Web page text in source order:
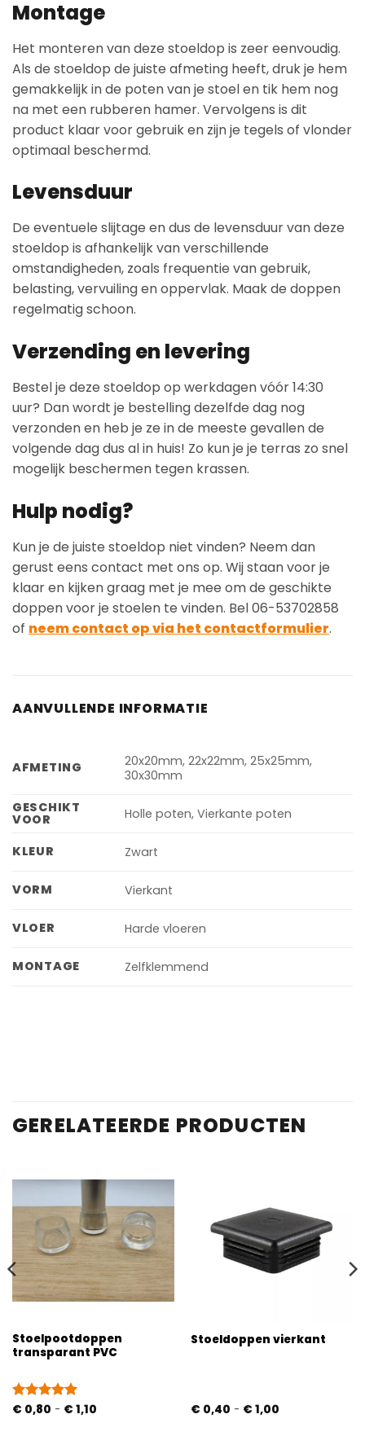
Montage
Het monteren van deze stoeldop is zeer eenvoudig.
Als de stoeldop de juiste afmeting heeft, druk je hem
gemakkelijk in de poten van je stoel en tik hem nog
na met een rubberen hamer. Vervolgens is dit
product klaar voor gebruik en zijn je tegels of vlonder
optimaal beschermd.
Levensduur
De eventuele slijtage en dus de levensduur van deze
stoeldop is afhankelijk van verschillende
omstandigheden, zoals frequentie van gebruik,
belasting, vervuiling en oppervlak. Maak de doppen
regelmatig schoon.
Verzending en levering
Bestel je deze stoeldop op werkdagen vóór 14:30
uur? Dan wordt je bestelling dezelfde dag nog
verzonden en heb je ze in de meeste gevallen de
volgende dag dus al in huis! Zo kun je je terras zo snel
mogelijk beschermen tegen krassen.
Hulp nodig?
Kun je de juiste stoeldop niet vinden? Neem dan
gerust eens contact met ons op. Wij staan voor je
klaar en kijken graag met je mee om de geschikte
doppen voor je stoelen te vinden. Bel 06-53702858
of neem contact op via het contactformulier.
AANVULLENDE INFORMATIE
AFMETING
20x20mm, 22x22mm, 25x25mm,
30x30mm
GESCHIKT
VOOR Holle poten, Vierkante poten
KLEUR Zwart
VORM Vierkant
VLOER Harde vloeren
MONTAGE Zelfklemmend
GERELATEERDE PRODUCTEN
Stoelpootdoppen
transparant PVC
Gewaardeerd
€ 0,80 - € 1,10Prijsklasse:
Stoeldoppen vierkant
€ 0,40 - € 1,00Prijsklasse: